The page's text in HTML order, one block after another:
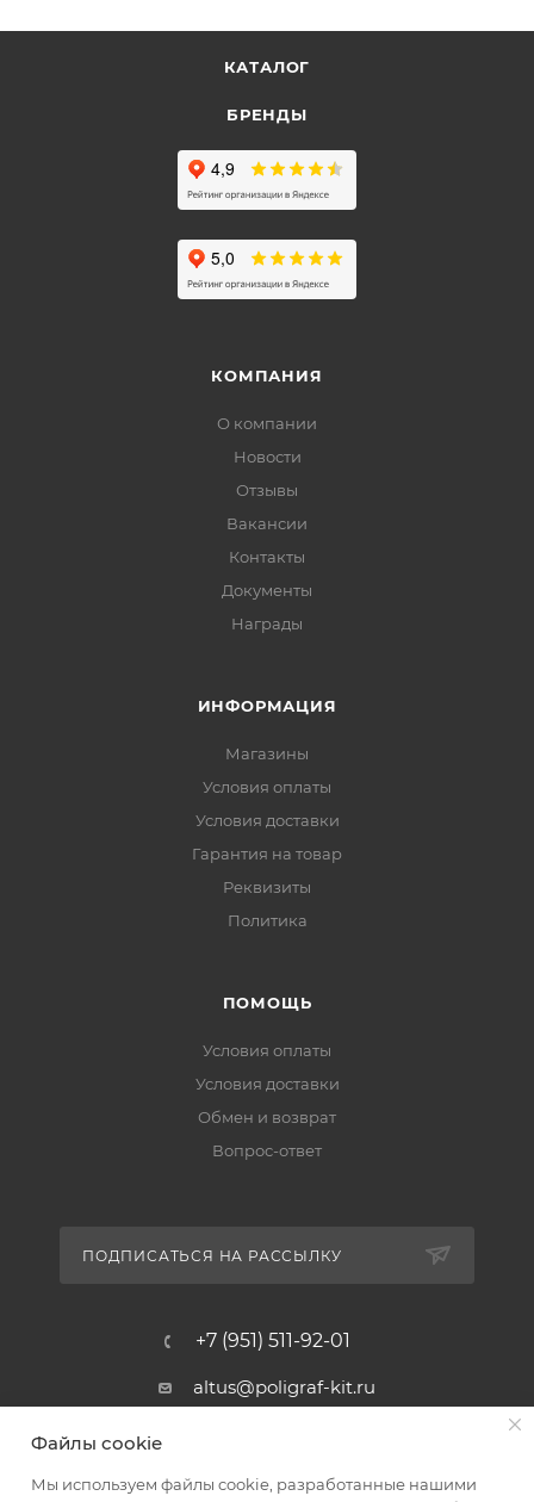
КАТАЛОГ
БРЕНДЫ
КОМПАНИЯ
О компании
Новости
Отзывы
Вакансии
Контакты
Документы
Награды
ИНФОРМАЦИЯ
Магазины
Условия оплаты
Условия доставки
Гарантия на товар
Реквизиты
Политика
ПОМОЩЬ
Условия оплаты
Условия доставки
Обмен и возврат
Вопрос-ответ
ПОДПИСАТЬСЯ НА РАССЫЛКУ
+7 (951) 511-92-01
altus@poligraf-kit.ru
Магазин-склад ТЦ "Альтус"
пос. Янтарный, Малое Зеленое
Файлы cookie
Мы используем файлы cookie, разработанные нашими